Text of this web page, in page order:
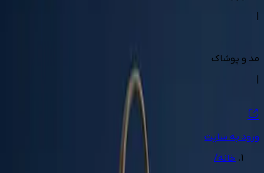
مد و پوشاک
ورود به سایت
خانه/